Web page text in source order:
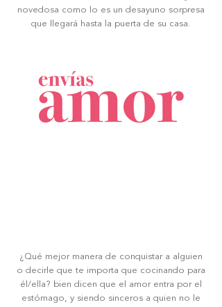
novedosa como lo es un desayuno sorpresa
que llegará hasta la puerta de su casa.
¿Qué mejor manera de conquistar a alguien
o decirle que te importa que cocinando para
él/ella? bien dicen que el amor entra por el
estómago, y siendo sinceros a quien no le